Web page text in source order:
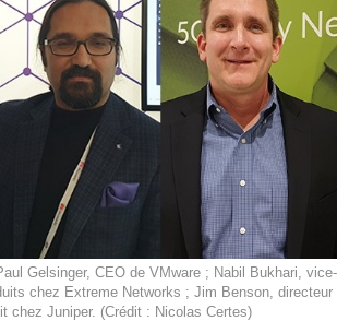
Gelsinger, CEO de VMware ; Nabil Bukhari, vice-
chez Extreme Networks ; Jim Benson, directeur
chez Juniper. (Crédit : Nicolas Certes)